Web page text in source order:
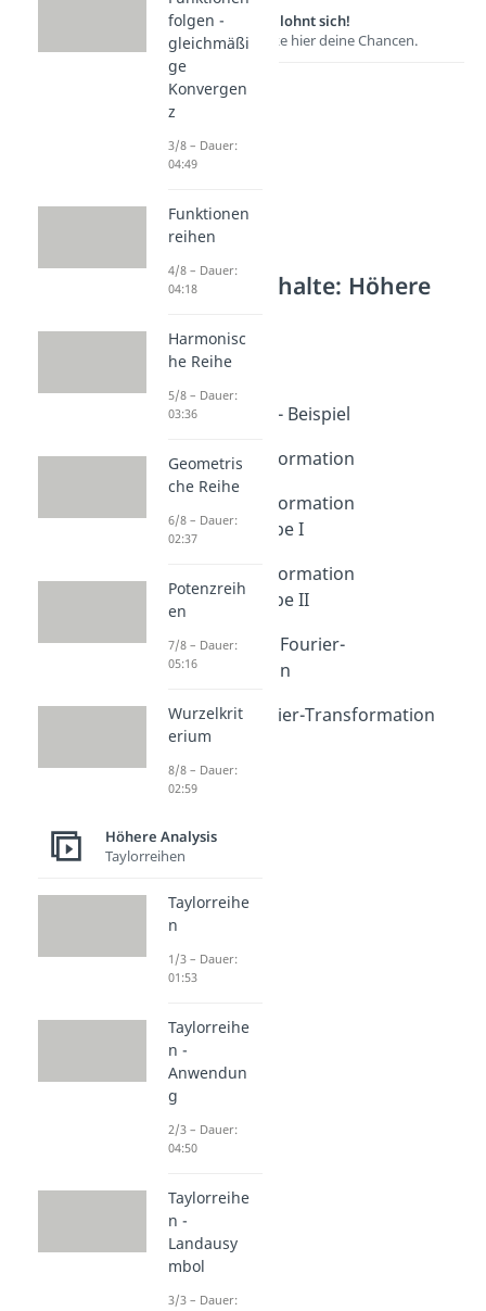
Lernen lohnt sich!
Entdecke hier deine Chancen.
Weitere Inhalte: Höhere
Fourier Analysis
Fourierreihen
Dauer: 05:31
Fourierreihen - Beispiel
Fourier Transformation
Dauer: 03:58
Fourier Transformation
Übungsaufgabe I
Fourier Transformation
Übungsaufgabe II
Dauer: 05:02
DFT - Diskrete Fourier-
Transformation
FFT - Fast Fourier-Transformation
Dauer: 05:07
folgen -
gleichmäßi
ge
Konvergen
z
3/8 – Dauer:
04:49
Funktionen
reihen
4/8 – Dauer:
04:18
Harmonisc
he Reihe
5/8 – Dauer:
03:36
Geometris
che Reihe
6/8 – Dauer:
02:37
Potenzreih
en
7/8 – Dauer:
05:16
Wurzelkrit
erium
8/8 – Dauer:
02:59
Höhere Analysis
Taylorreihen
Taylorreihe
n
1/3 – Dauer:
01:53
Taylorreihe
n -
Anwendun
g
2/3 – Dauer:
04:50
Taylorreihe
n -
Landausy
mbol
3/3 – Dauer: